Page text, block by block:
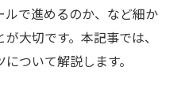
ルで進めるのか、など細か
大切です。本記事では、
ついて解説します。